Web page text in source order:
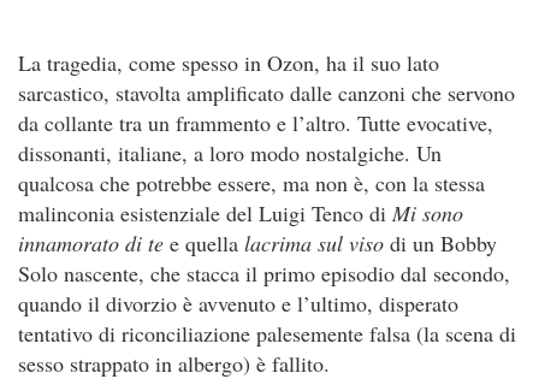
La tragedia, come spesso in Ozon, ha il suo lato
sarcastico, stavolta amplificato dalle canzoni che servono
da collante tra un frammento e l’altro. Tutte evocative,
dissonanti, italiane, a loro modo nostalgiche. Un
qualcosa che potrebbe essere, ma non è, con la stessa
malinconia esistenziale del Luigi Tenco di Mi sono
innamorato di te e quella lacrima sul viso di un Bobby
Solo nascente, che stacca il primo episodio dal secondo,
quando il divorzio è avvenuto e l’ultimo, disperato
tentativo di riconciliazione palesemente falsa (la scena di
sesso strappato in albergo) è fallito.